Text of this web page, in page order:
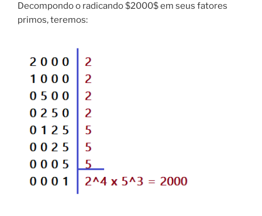
Decompondo o radicando $2000$ em seus fatores
primos, teremos: